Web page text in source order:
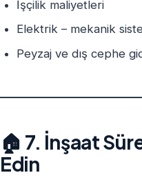
İşçilik maliyetleri
Elektrik – mekanik
Peyzaj ve dış cephe
🏠 7. İnşaat
Edin